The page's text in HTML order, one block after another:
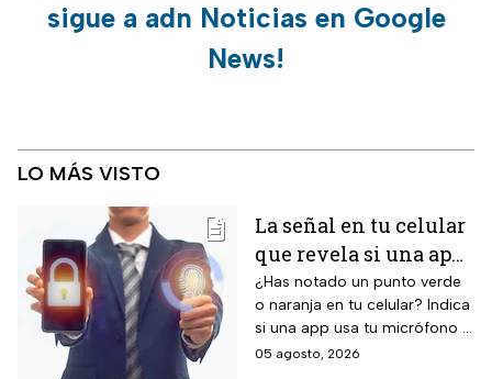
sigue a adn Noticias en Google
News!
LO MÁS VISTO
La señal en tu celular
que revela si una app
te está escuchando
¡No la ignores!
¿Has notado un punto verde
o naranja en tu celular? Indica
si una app usa tu micrófono o
cámara, clave para tu
05 agosto, 2026